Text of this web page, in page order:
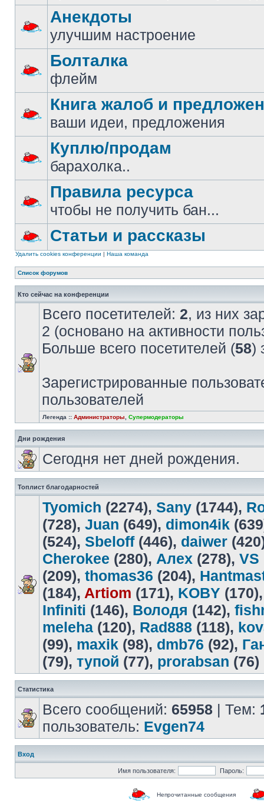
Анекдоты
улучшим настроение
Болталка
флейм
Книга жалоб и
ваши идеи, предложения
Куплю/продам
барахолка..
Правила ресурса
чтобы не получить бан...
Статьи и рассказы
Удалить cookies конференции | Наша команда
Список форумов
Кто сейчас на конференции
Всего посетителей: 2, из них
2 (основано на активности
Больше всего посетителей (58)
Зарегистрированные
пользователей
Легенда :: Администраторы Супермодераторы
Дни рождения
Сегодня нет дней рождения.
Топлист благодарностей
Tyomich (2274), Sany (1744),
(728), Juan (649), dimon4ik
(524), Sbeloff(446), daiwer
Cherokee (280), Алех (278), VS
(209), thomas36 (204),
(184), Artiom (171), KOBY
Infiniti (146), Володя (142),
meleha (120), Rad888 (118),
(99), maxik (98), dmb76 (92),
(79), тупой (77), prorabsan (76)
Статистика
Всего сообщений: 65958 | Тем:
пользователь: Evgen74
Вход
Имя пользователя: Пароль:
Непрочитанные сообщения